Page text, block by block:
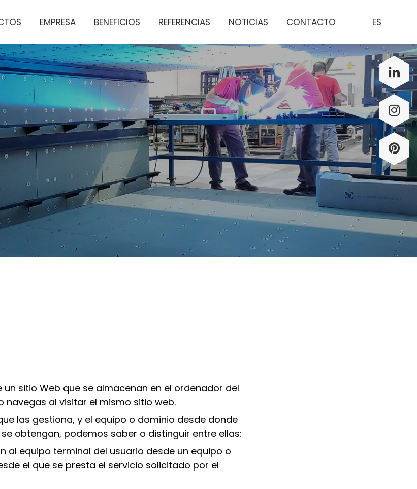
EMPRESA BENEFICIOS REFERENCIAS NOTICIAS CONTACTO ES
sitio Web que se almacenan en el ordenador del
al visitar el mismo sitio web.
las gestiona, y el equipo o dominio desde donde
obtengan, podemos saber o distinguir entre ellas:
al equipo terminal del usuario desde un equipo o
el que se presta el servicio solicitado por el